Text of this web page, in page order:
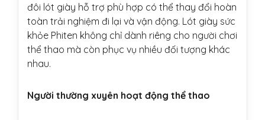
đôi lót giày hỗ trợ phù hợp có thể thay đổi hoàn
toàn trải nghiệm đi lại và vận động. Lót giày sức
khỏe Phiten không chỉ dành riêng cho người chơi
thể thao mà còn phục vụ nhiều đối tượng khác
nhau.
Người thường xuyên hoạt động thể thao